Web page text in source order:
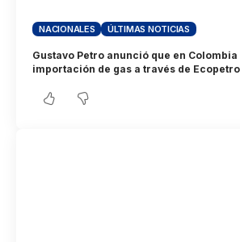
NACIONALES ÚLTIMAS NOTICIAS
Gustavo Petro anunció que en
importación de gas a través de